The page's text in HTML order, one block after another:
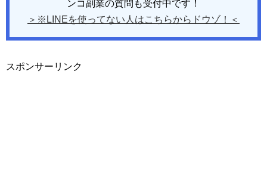
ンコ副業の質問も受付中です！
＞※LINEを使ってない人はこちらからドウゾ！＜
スポンサーリンク